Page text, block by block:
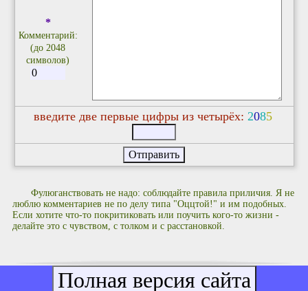
*
Комментарий:
(до 2048
символов)
введите две первые цифры из четырёх: 2085
Фулюганствовать не надо: соблюдайте правила приличия. Я не
люблю комментариев не по делу типа "Оццтой!" и им подобных.
Если хотите что-то покритиковать или поучить кого-то жизни -
делайте это с чувством, с толком и с расстановкой.